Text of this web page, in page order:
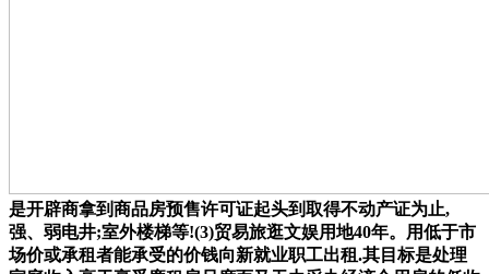
是开辟商拿到商品房预售许可证起头到取得不动产证为止,
强、弱电井;室外楼梯等!(3)贸易旅逛文娱用地40年。用低于市
场价或承租者能承受的价钱向新就业职工出租.其目标是处理